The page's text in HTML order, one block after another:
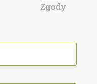
Zgody